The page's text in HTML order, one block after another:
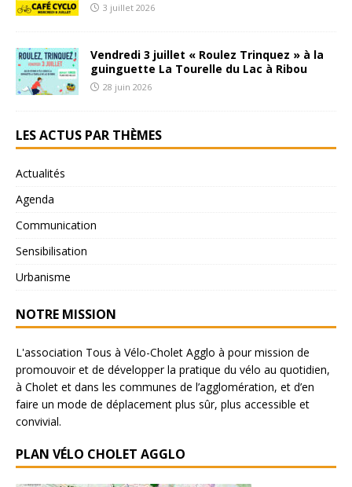
3 juillet 2026
Vendredi 3 juillet « Roulez Trinquez » à la
guinguette La Tourelle du Lac à Ribou
28 juin 2026
LES ACTUS PAR THÈMES
Actualités
Agenda
Communication
Sensibilisation
Urbanisme
NOTRE MISSION
L'association Tous à Vélo-Cholet Agglo à pour mission de
promouvoir et de développer la pratique du vélo au quotidien,
à Cholet et dans les communes de l’agglomération, et d’en
faire un mode de déplacement plus sûr, plus accessible et
convivial.
PLAN VÉLO CHOLET AGGLO